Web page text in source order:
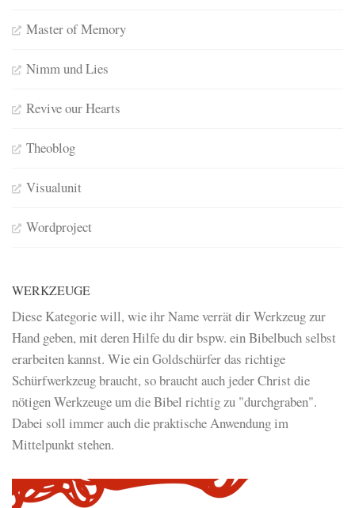
Master of Memory
Nimm und Lies
Revive our Hearts
Theoblog
Visualunit
Wordproject
WERKZEUGE
Diese Kategorie will, wie ihr Name verrät dir Werkzeug zur
Hand geben, mit deren Hilfe du dir bspw. ein Bibelbuch selbst
erarbeiten kannst. Wie ein Goldschürfer das richtige
Schürfwerkzeug braucht, so braucht auch jeder Christ die
nötigen Werkzeuge um die Bibel richtig zu "durchgraben".
Dabei soll immer auch die praktische Anwendung im
Mittelpunkt stehen.